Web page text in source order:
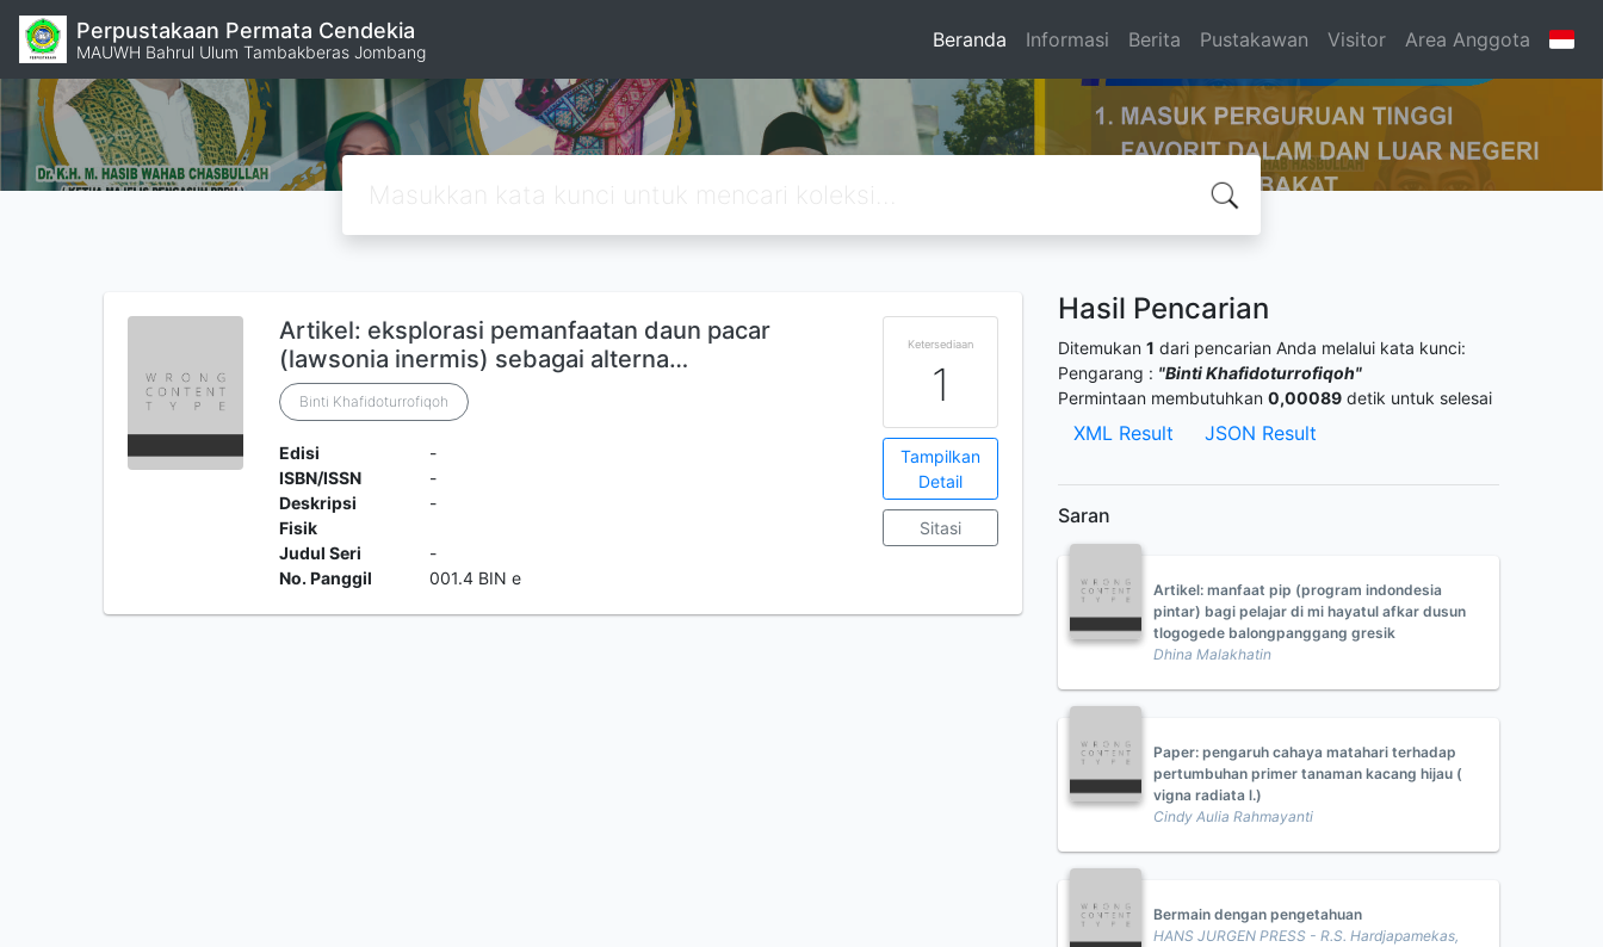
Perpustakaan Permata Cendekia
MAUWH Bahrul Ulum Tambakberas Jombang Beranda Informasi Berita Pustakawan Visitor Area Anggota
Artikel: eksplorasi pemanfaatan daun pacar
(lawsonia inermis) sebagai alterna…
Binti Khafidoturrofiqoh
Edisi
-
ISBN/ISSN
-
Deskripsi
Fisik
-
Judul Seri
-
No. Panggil
001.4 BIN e
Ketersediaan
1
Tampilkan
Detail
Sitasi
Hasil Pencarian
Ditemukan 1 dari pencarian Anda melalui kata kunci:
Pengarang : "Binti Khafidoturrofiqoh"
Permintaan membutuhkan 0,00089 detik untuk selesai
XML Result JSON Result
Saran
Artikel: manfaat pip (program indondesia
pintar) bagi pelajar di mi hayatul afkar dusun
tlogogede balongpanggang gresik
Dhina Malakhatin
Paper: pengaruh cahaya matahari terhadap
pertumbuhan primer tanaman kacang hijau (
vigna radiata l.)
Cindy Aulia Rahmayanti
Bermain dengan pengetahuan
HANS JURGEN PRESS - R.S. Hardjapamekas,